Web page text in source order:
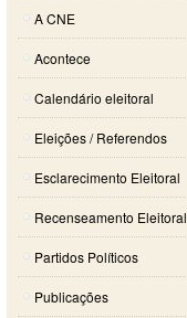
A CNE
Acontece
Calendário eleitoral
Eleições / Referendos
Esclarecimento Eleitoral
Recenseamento Eleitoral
Partidos Políticos
Publicações